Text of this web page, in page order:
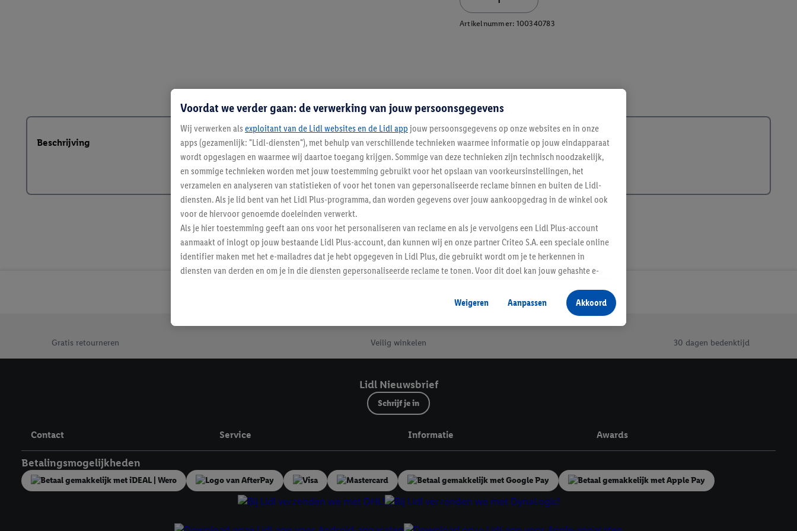
Artikelnummer: 100340783
Beschrijving
Jouw voordelen bij ons als Lidl webshop klant
Gratis retourneren Veilig winkelen 30 dagen bedenktijd
Lidl Nieuwsbrief
Schrijf je in
Contact Service Informatie Awards
Betalingsmogelijkheden
Voordat we verder gaan: de verwerking van jouw persoonsgegevens
Wij verwerken als exploitant van de Lidl websites en de Lidl app jouw persoonsgegevens op onze websites en in onze
apps (gezamenlijk: "Lidl-diensten"), met behulp van verschillende technieken waarmee informatie op jouw eindapparaat
wordt opgeslagen en waarmee wij daartoe toegang krijgen. Sommige van deze technieken zijn technisch noodzakelijk,
en sommige technieken worden met jouw toestemming gebruikt voor het opslaan van voorkeursinstellingen, het
verzamelen en analyseren van statistieken of voor het tonen van gepersonaliseerde reclame binnen en buiten de Lidl-
diensten. Als je lid bent van het Lidl Plus-programma, dan worden gegevens over jouw aankoopgedrag in de winkel ook
voor de hiervoor genoemde doeleinden verwerkt.
Als je hier toestemming geeft aan ons voor het personaliseren van reclame en als je vervolgens een Lidl Plus-account
aanmaakt of inlogt op jouw bestaande Lidl Plus-account, dan kunnen wij en onze partner Criteo S.A. een speciale online
identifier maken met het e-mailadres dat je hebt opgegeven in Lidl Plus, die gebruikt wordt om je te herkennen in
diensten van derden en om je in die diensten gepersonaliseerde reclame te tonen. Voor dit doel kan jouw gehashte e-
Als je hiervoor toestemming geeft, dan kunnen retargeting advertenties worden weergegeven voor producten waarin je
eerder interesse hebt getoond (bijvoorbeeld door het product in een winkelmandje van een online winkel te plaatsen
maar het niet te kopen). De retargeting advertenties kunnen op verschillende eindapparaten en binnen verschillende
Onder "Aanpassen" kun je aangeven met welke cookies en vergelijkbare technieken en met welke
verwerkingsdoeleinden je instemt. Verder kan je er meer informatie vinden over de gegevensverwerking.
technieken worden gebruikt.
inclusief over de opslagperiode van de gegevens en je recht om jouw toestemming op elk gewenst moment in te
trekken, vind je in onzeprivacyverklaring. Je vindt de impressum voor de Lidl website hier.Klikhier voor meer informatie
over de cookies die wij inzetten.
Weigeren Aanpassen Akkoord